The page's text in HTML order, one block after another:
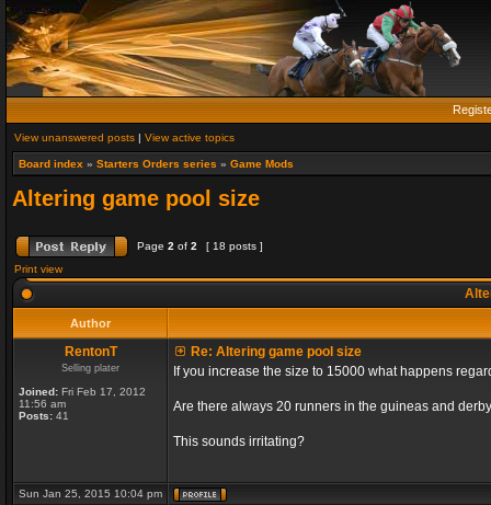
View unanswered posts | View active topics
Board index » Starters Orders series » Game Mods
Altering game pool size
Page 2 of 2
[ 18 posts ]
Print view
Author
RentonT
Selling plater
Joined: Fri Feb 17, 2012
11:56 am
Posts: 41
Re: Altering game pool size
If you increase the size to 15000 what happens
Are there always 20 runners in the guineas and
This sounds irritating?
Sun Jan 25, 2015 10:04 pm